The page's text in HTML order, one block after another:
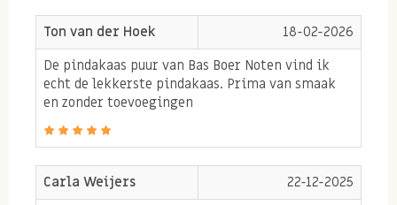
onzin!
3x redenen waarom onze
pindakaas puur zo lekker is
Wij verwerken alleen de a-kwaliteit pinda's
met vlies. Deze hebben van nature meer smaak
dan vaak gebruikte split pinda's, Argentijnse
pinda's of Chinese pinda's. Door hier al te kiezen
Ton van der Hoek
18-02-2026
De pindakaas puur van Bas Boer Noten vind ik
echt de lekkerste pindakaas. Prima van smaak
en zonder toevoegingen
Carla Weijers
22-12-2025